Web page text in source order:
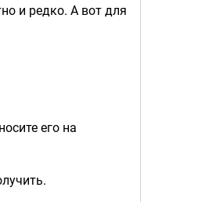
и редко. А вот для
его на